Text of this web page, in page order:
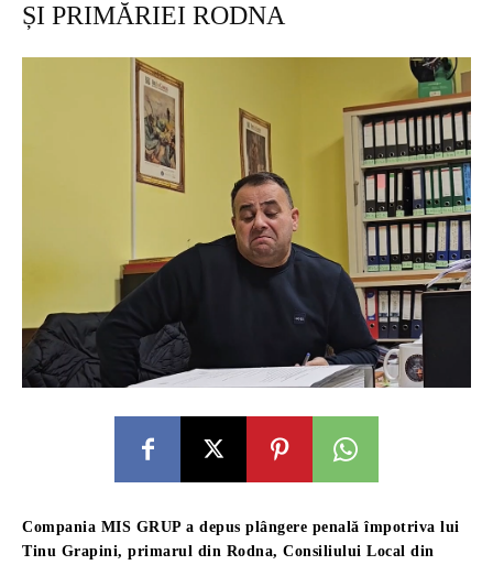
ȘI PRIMĂRIEI RODNA
Compania MIS GRUP a depus plângere penală împotriva lui
Tinu Grapini, primarul din Rodna, Consiliului Local din